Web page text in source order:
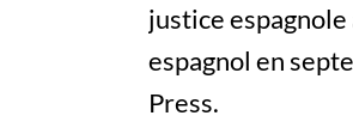
justice
espagnol en
Press.